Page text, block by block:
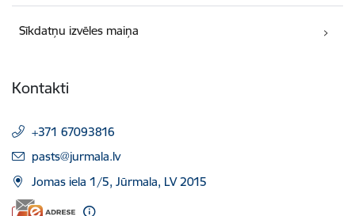
Sīkdatņu izvēles maiņa
Kontakti
+371 67093816
E-pasts:
pasts@jurmala.lv
Jomas iela 1/5, Jūrmala, LV 2015